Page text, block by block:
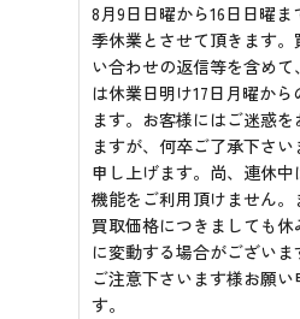
8月9日日曜から16日日曜ま
季休業とさせて頂きます。
い合わせの返信等を含め
は休業日明け17日月曜から
ます。お客様にはご迷惑を
ますが、何卒ご了承下さ
申し上げます。尚、連休中
機能をご利用頂けません。
買取価格につきましても
に変動する場合がござい
ご注意下さいます様お願い
す。